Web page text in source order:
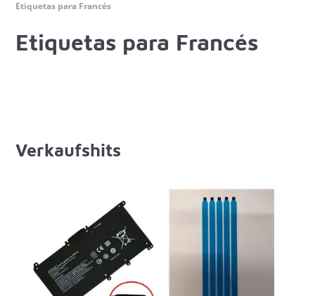
Etiquetas para Francés
Etiquetas para Francés
Verkaufshits